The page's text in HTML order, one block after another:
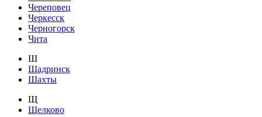
Череповец
Черкесск
Черногорск
Чита
Ш
Шадринск
Шахты
Щ
Щелково